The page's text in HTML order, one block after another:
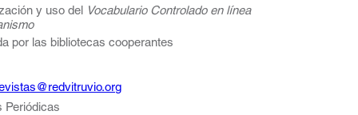
y uso del Vocabulario Controlado en línea
por las bibliotecas cooperantes
Periódicas